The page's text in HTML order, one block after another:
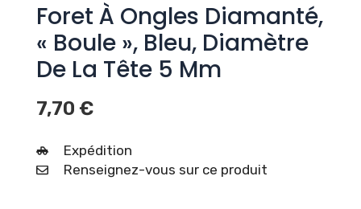
Foret À Ongles Diamanté,
« Boule », Bleu, Diamètre
De La Tête 5 Mm
7,70 €
Expédition
Renseignez-vous sur ce produit